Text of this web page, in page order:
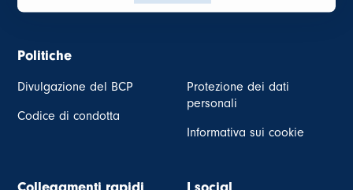
Politiche
Divulgazione del BCP
Codice di condotta
Protezione dei dati
personali
Informativa sui cookie